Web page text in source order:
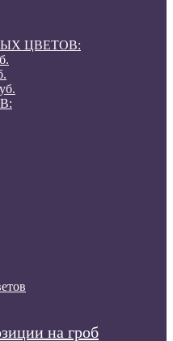
ЦВЕТОВ:
на гроб